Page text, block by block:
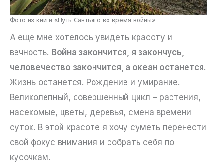
Фото из книги «Путь Сантьяго во время войны»
А еще мне хотелось увидеть красоту и
вечность. Война закончится, я закончусь,
человечество закончится, а океан останется.
Жизнь останется. Рождение и умирание.
Великолепный, совершенный цикл – растения,
насекомые, цветы, деревья, смена времени
суток. В этой красоте я хочу суметь перенести
свой фокус внимания и собрать себя по
кусочкам.